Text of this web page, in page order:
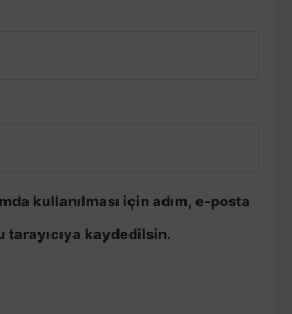
kullanılması için adım, e-posta
tarayıcıya kaydedilsin.